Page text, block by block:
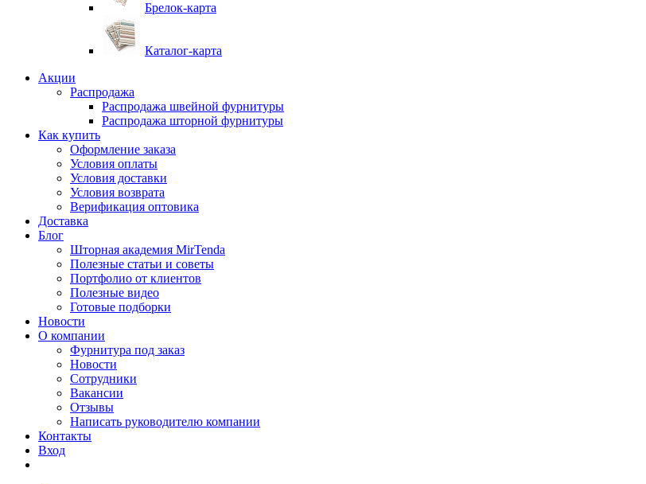
Брелок-карта
Каталог-карта
Акции
Распродажа
Распродажа швейной фурнитуры
Распродажа шторной фурнитуры
Как купить
Оформление заказа
Условия оплаты
Условия доставки
Условия возврата
Верификация оптовика
Доставка
Блог
Шторная академия MirTenda
Полезные статьи и советы
Портфолио от клиентов
Полезные видео
Готовые подборки
Новости
О компании
Фурнитура под заказ
Новости
Сотрудники
Вакансии
Отзывы
Написать руководителю компании
Контакты
Вход